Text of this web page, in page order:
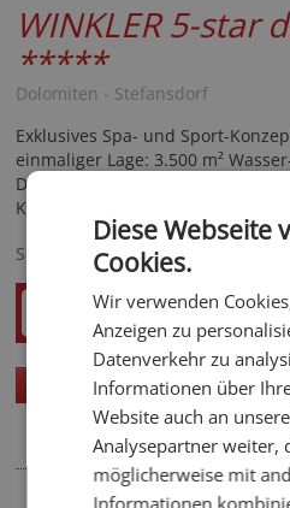
WINKLER 5-star
*****
Dolomiten - Stefansdorf
Exklusives Spa- und Sport-
einmaliger Lage: 3.500 m²
Design, Mountainbike- und
Kinderbetreuung.
Spezialisiert auf
Homepage
Diese Webseite
Cookies.
Wir verwenden
Anzeigen zu
Datenverkehr zu
Informationen über
Website auch an
Analysepartner weiter,
möglicherweise mit
Informationen